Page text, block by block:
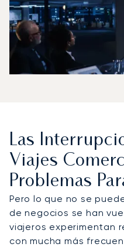
Las
Viajes
Problemas
Pero lo que no se
de negocios se han
viajeros experimentan
con mucha más